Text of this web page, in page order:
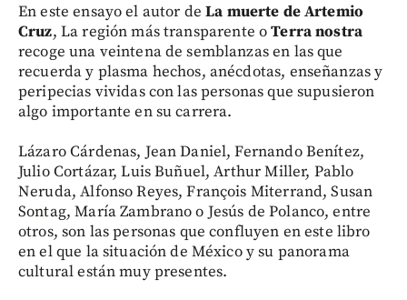
En este ensayo el autor deLa muerte de Artemio
Cruz, La región más transparente oTerra nostra
recoge una veintena de semblanzas en las que
recuerda y plasma hechos, anécdotas, enseñanzas y
peripecias vividas con las personas que supusieron
algo importante en su carrera.
Lázaro Cárdenas, Jean Daniel, Fernando Benítez,
Julio Cortázar, Luis Buñuel, Arthur Miller, Pablo
Neruda, Alfonso Reyes, François Miterrand, Susan
Sontag, María Zambrano o Jesús de Polanco, entre
otros, son las personas que confluyen en este libro
en el que la situación de México y su panorama
cultural están muy presentes.